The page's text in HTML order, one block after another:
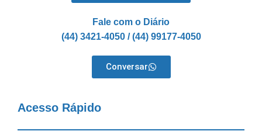
Fale com o Diário
(44) 3421-4050 / (44) 99177-4050
Conversar
Acesso Rápido